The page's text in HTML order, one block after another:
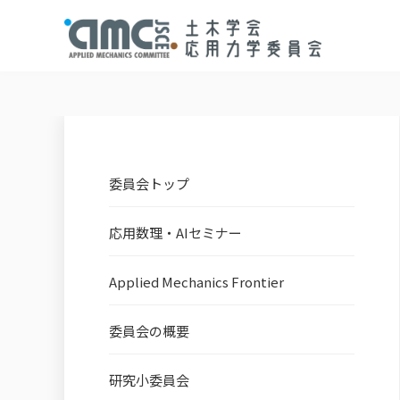
委員会トップ
応用数理・AIセミナー
Applied Mechanics Frontier
委員会の概要
研究小委員会